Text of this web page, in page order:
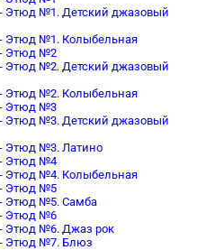
Этюд №1. Детский джазовый
Этюд №1. Колыбельная
- Этюд №2
Этюд №2. Детский джазовый
Этюд №2. Колыбельная
- Этюд №3
Этюд №3. Детский джазовый
Этюд №3. Латино
- Этюд №4
Этюд №4. Колыбельная
- Этюд №5
Этюд №5. Самба
- Этюд №6
Этюд №6. Джаз рок
- Этюд №7. Блюз